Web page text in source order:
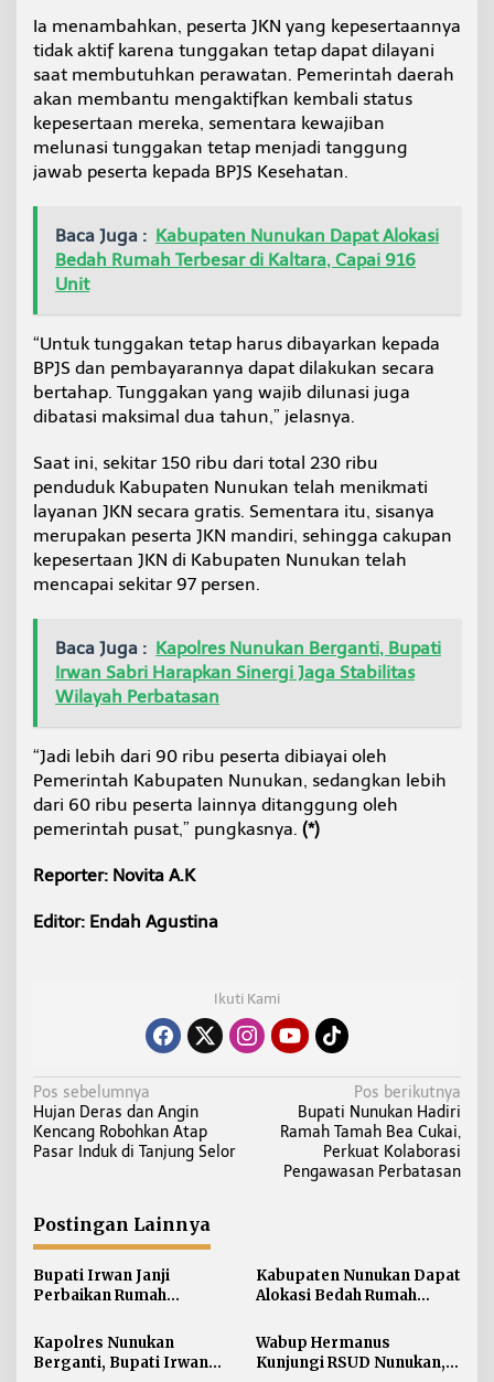
Ia menambahkan, peserta JKN yang kepesertaannya
tidak aktif karena tunggakan tetap dapat dilayani
saat membutuhkan perawatan. Pemerintah daerah
akan membantu mengaktifkan kembali status
kepesertaan mereka, sementara kewajiban
melunasi tunggakan tetap menjadi tanggung
jawab peserta kepada BPJS Kesehatan.
Baca Juga : Kabupaten Nunukan Dapat Alokasi
Bedah Rumah Terbesar di Kaltara, Capai 916
Unit
“Untuk tunggakan tetap harus dibayarkan kepada
BPJS dan pembayarannya dapat dilakukan secara
bertahap. Tunggakan yang wajib dilunasi juga
dibatasi maksimal dua tahun,” jelasnya.
Saat ini, sekitar 150 ribu dari total 230 ribu
penduduk Kabupaten Nunukan telah menikmati
layanan JKN secara gratis. Sementara itu, sisanya
merupakan peserta JKN mandiri, sehingga cakupan
kepesertaan JKN di Kabupaten Nunukan telah
mencapai sekitar 97 persen.
Baca Juga : Kapolres Nunukan Berganti, Bupati
Irwan Sabri Harapkan Sinergi Jaga Stabilitas
Wilayah Perbatasan
“Jadi lebih dari 90 ribu peserta dibiayai oleh
Pemerintah Kabupaten Nunukan, sedangkan lebih
dari 60 ribu peserta lainnya ditanggung oleh
pemerintah pusat,” pungkasnya. (*)
Reporter: Novita A.K
Editor: Endah Agustina
Ikuti Kami
N
a
v
a
s
i
p
o
s
Pos sebelumnya
Hujan Deras dan Angin
Kencang Robohkan Atap
Pasar Induk di Tanjung Selor
Pos berikutnya
Bupati Nunukan Hadiri
Ramah Tamah Bea Cukai,
Perkuat Kolaborasi
Pengawasan Perbatasan
Postingan Lainnya
Bupati Irwan Janji
Perbaikan Rumah
Nunukan Tahun Ini
Kabupaten Nunukan Dapat
Alokasi Bedah Rumah
916 Unit
Kapolres Nunukan
Berganti, Bupati Irwan
Wabup Hermanus
Kunjungi RSUD Nunukan,